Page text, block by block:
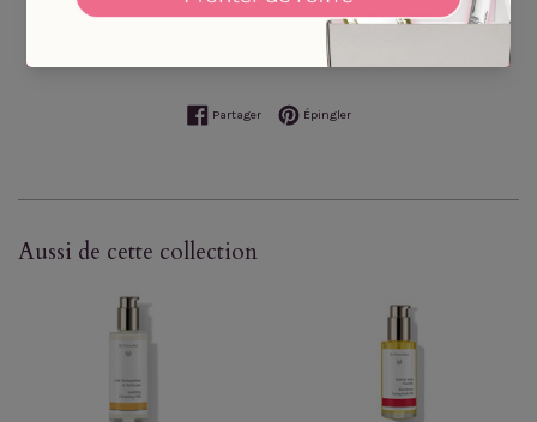
Apprenez-en davantage sur notre politique
PartagerPartager sur Facebook
ÉpinglerÉpingler sur Pinterest
Aussi de cette collection